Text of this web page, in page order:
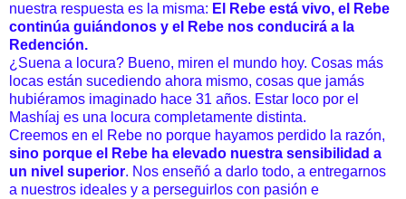
nuestra respuesta es la misma: El Rebe está vivo, el Rebe
continúa guiándonos y el Rebe nos conducirá a la
Redención.
¿Suena a locura? Bueno, miren el mundo hoy. Cosas más
locas están sucediendo ahora mismo, cosas que jamás
hubiéramos imaginado hace 31 años. Estar loco por el
Mashíaj es una locura completamente distinta.
Creemos en el Rebe no porque hayamos perdido la razón,
sino porque el Rebe ha elevado nuestra sensibilidad a
un nivel superior. Nos enseñó a darlo todo, a entregarnos
a nuestros ideales y a perseguirlos con pasión e